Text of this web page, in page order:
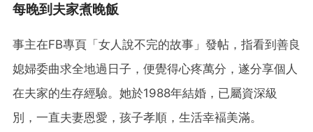
每晚到夫家煮晚飯
事主在FB專頁「女人說不完的故事」發帖，指看到善良
媳婦委曲求全地過日子，便覺得心疼萬分，遂分享個人
在夫家的生存經驗。她於1988年結婚，已屬資深級
別，一直夫妻恩愛，孩子孝順，生活幸褔美滿。